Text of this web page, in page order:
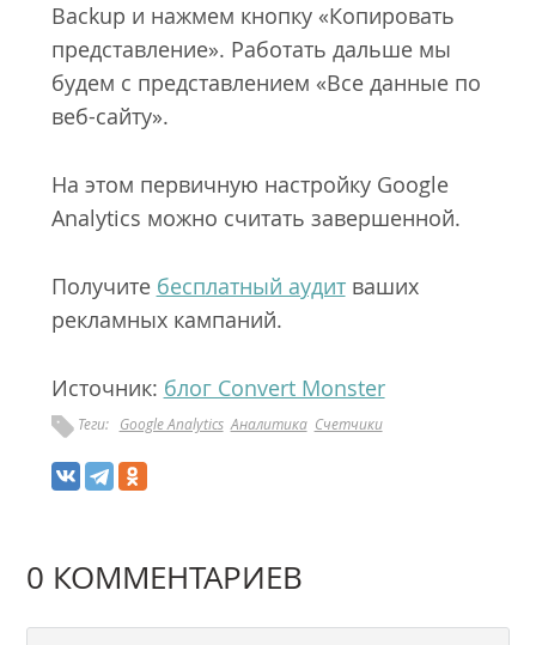
Backup и нажмем кнопку «Копировать
представление». Работать дальше мы
будем с представлением «Все данные по
веб-сайту».
На этом первичную настройку Google
Analytics можно считать завершенной.
Получите бесплатный аудитваших
рекламных кампаний.
Источник: блог Convert Monster
Теги: Google Analytics Аналитика Счетчики
0 КОММЕНТАРИЕВ